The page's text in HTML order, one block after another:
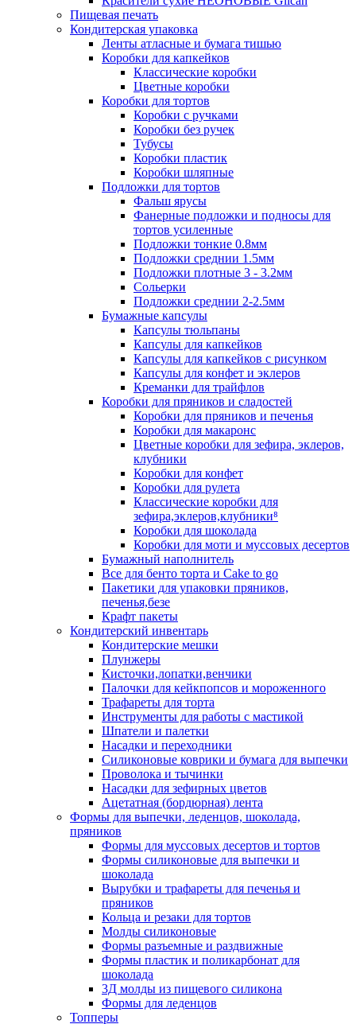
Пищевая печать
Кондитерская упаковка
Ленты атласные и бумага тишью
Коробки для капкейков
Классические коробки
Цветные коробки
Коробки для тортов
Коробки с ручками
Коробки без ручек
Тубусы
Коробки пластик
Коробки шляпные
Подложки для тортов
Фальш ярусы
Фанерные подложки и подносы для
тортов усиленные
Подложки тонкие 0.8мм
Подложки среднии 1.5мм
Подложки плотные 3 - 3.2мм
Сольерки
Подложки среднии 2-2.5мм
Бумажные капсулы
Капсулы тюльпаны
Капсулы для капкейков
Капсулы для капкейков с рисунком
Капсулы для конфет и эклеров
Креманки для трайфлов
Коробки для пряников и сладостей
Коробки для пряников и печенья
Коробки для макаронс
Цветные коробки для зефира, эклеров,
клубники
Коробки для конфет
Коробки для рулета
Классические коробки для
зефира,эклеров,клубники⁸
Коробки для шоколада
Коробки для моти и муссовых десертов
Бумажный наполнитель
Все для бенто торта и Cake to go
Пакетики для упаковки пряников,
печенья,безе
Крафт пакеты
Кондитерский инвентарь
Кондитерские мешки
Плунжеры
Кисточки,лопатки,венчики
Палочки для кейкпопсов и мороженного
Трафареты для торта
Инструменты для работы с мастикой
Шпатели и палетки
Насадки и переходники
Силиконовые коврики и бумага для выпечки
Проволока и тычинки
Насадки для зефирных цветов
Ацетатная (бордюрная) лента
Формы для выпечки, леденцов, шоколада,
пряников
Формы для муссовых десертов и тортов
Формы силиконовые для выпечки и
шоколада
Вырубки и трафареты для печенья и
пряников
Кольца и резаки для тортов
Молды силиконовые
Формы разъемные и раздвижные
Формы пластик и поликарбонат для
шоколада
3Д молды из пищевого силикона
Формы для леденцов
Топперы